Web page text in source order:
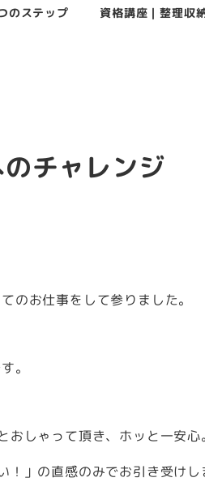
のステップ 資格講座｜整理収
チャレンジ
のお仕事をして参りました。
。
しゃって頂き、ホッと一安心。
」の直感のみでお引き受け